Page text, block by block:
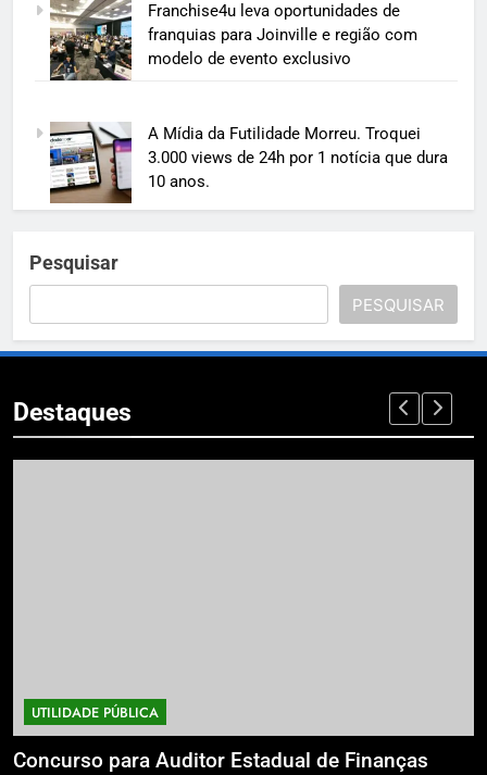
Franchise4u leva oportunidades de
franquias para Joinville e região com
modelo de evento exclusivo
A Mídia da Futilidade Morreu. Troquei
3.000 views de 24h por 1 notícia que dura
10 anos.
Pesquisar
PESQUISAR
Destaques
UTILIDADE PÚBLICA
Concurso para Auditor Estadual de Finanças